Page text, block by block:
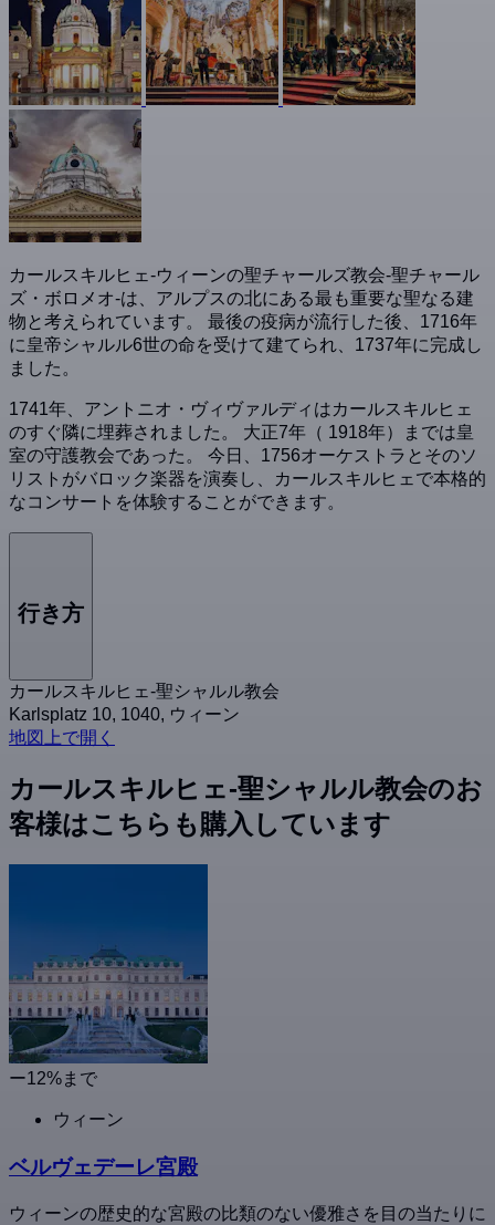
カールスキルヒェ-ウィーンの聖チャールズ教会-聖チャール
ズ・ボロメオ-は、アルプスの北にある最も重要な聖なる建
物と考えられています。 最後の疫病が流行した後、1716年
に皇帝シャルル6世の命を受けて建てられ、1737年に完成し
ました。
1741年、アントニオ・ヴィヴァルディはカールスキルヒェ
のすぐ隣に埋葬されました。 大正7年（ 1918年）までは皇
室の守護教会であった。 今日、1756オーケストラとそのソ
リストがバロック楽器を演奏し、カールスキルヒェで本格的
なコンサートを体験することができます。
行き方
カールスキルヒェ-聖シャルル教会
Karlsplatz 10, 1040, ウィーン
地図上で開く
カールスキルヒェ-聖シャルル教会のお
客様はこちらも購入しています
ー12%まで
ウィーン
ベルヴェデーレ宮殿
ウィーンの歴史的な宮殿の比類のない優雅さを目の当たりに